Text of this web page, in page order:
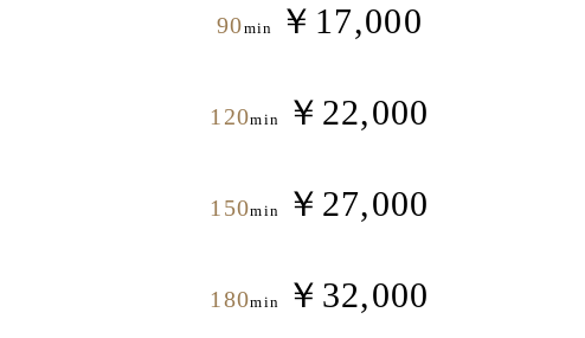
90min ￥17,000
120min ￥22,000
150min ￥27,000
180min ￥32,000